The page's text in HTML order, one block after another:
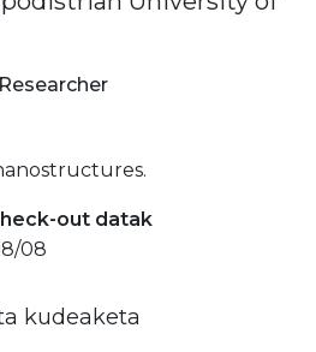
out datak
08
kudeaketa